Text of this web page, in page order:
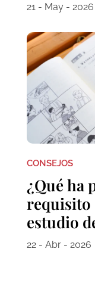
21 - May - 2026
CONSEJOS
¿Qué ha
requisito
estudio
22 - Abr - 2026